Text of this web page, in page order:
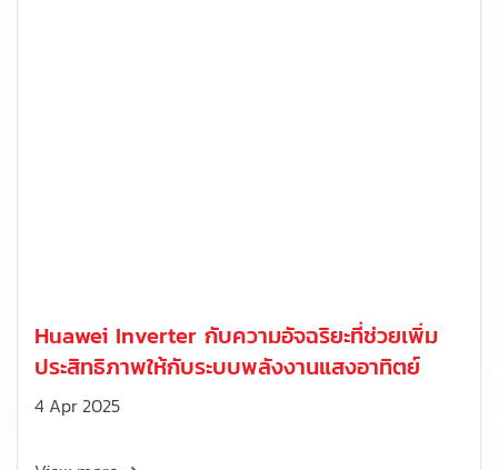
Huawei Inverter กับความอัจฉริยะที่ช่วยเพิ่ม
ประสิทธิภาพให้กับระบบพลังงานแสงอาทิตย์
4 Apr 2025